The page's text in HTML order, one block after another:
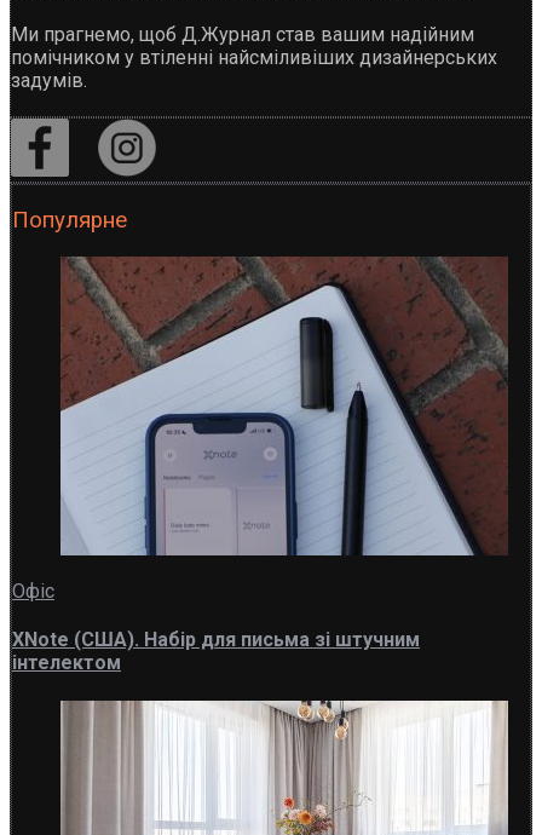
Ми прагнемо, щоб Д.Журнал став вашим надійним
помічником у втіленні найсміливіших дизайнерських
задумів.
Популярне
Офіс
XNote (США). Набір для письма зі штучним
інтелектом